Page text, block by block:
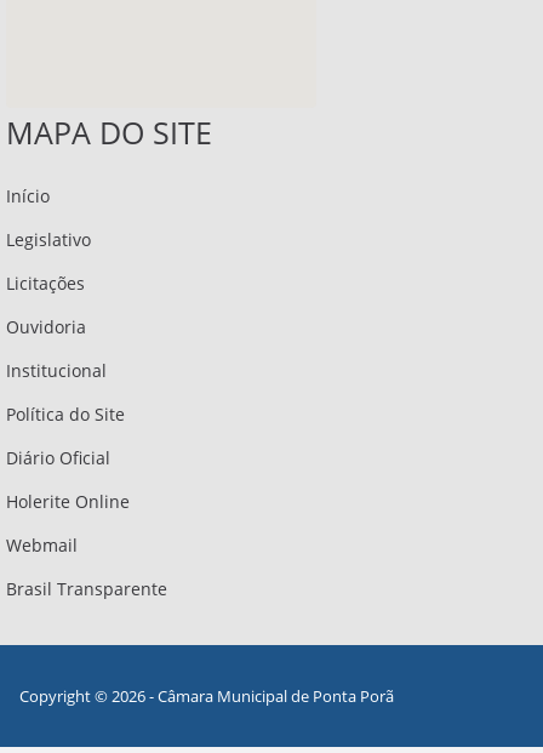
MAPA DO SITE
Início
Legislativo
Licitações
Ouvidoria
Institucional
Política do Site
Diário Oficial
Holerite Online
Webmail
Brasil Transparente
Copyright © 2026 - Câmara Municipal de Ponta Porã